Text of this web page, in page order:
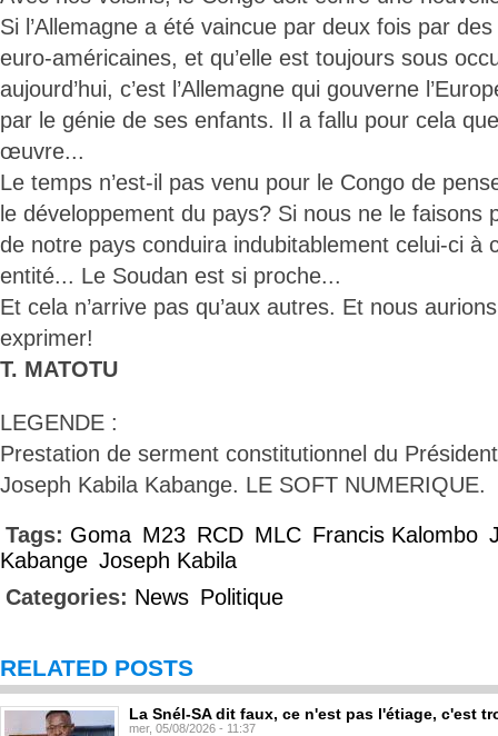
Si l’Allemagne a été vaincue par deux fois par
euro-américaines, et qu’elle est toujours sous
aujourd’hui, c’est l’Allemagne qui gouverne
par le génie de ses enfants. Il a fallu pour cela
œuvre...
Le temps n’est-il pas venu pour le Congo de
le développement du pays? Si nous ne le faisons
de notre pays conduira indubitablement celui-ci à
entité... Le Soudan est si proche...
Et cela n’arrive pas qu’aux autres. Et nous
exprimer!
T. MATOTU
LEGENDE :
Prestation de serment constitutionnel du
Joseph Kabila Kabange. LE SOFT NUMERIQUE.
Tags: Goma M23 RCD MLC Francis Kalombo
Kabange Joseph Kabila
Categories: News Politique
RELATED POSTS
La Snél-SA dit faux, ce n'est pas l'étiage, c'est
mer, 05/08/2026 - 11:37